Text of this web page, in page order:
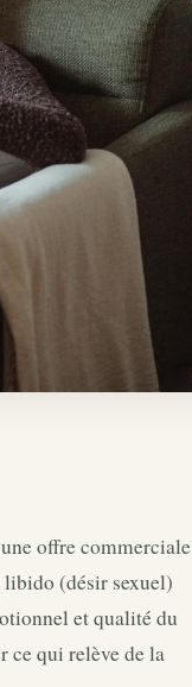
offre commerciale
(désir sexuel)
et qualité du
ce qui relève de la